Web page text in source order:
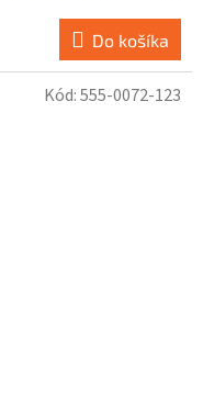
Do košíka
Kód:555-0072-123